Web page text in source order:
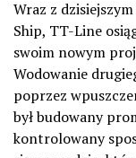
Wraz z
Ship, TT-Line
swoim nowym
Wodowanie
poprzez
był budowany
kontrolowany